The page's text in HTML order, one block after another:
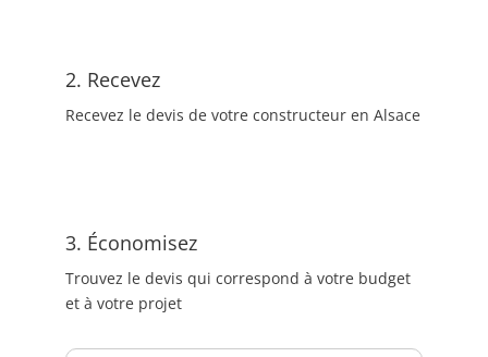
2. Recevez
Recevez le devis de votre constructeur en Alsace
3. Économisez
Trouvez le devis qui correspond à votre budget
et à votre projet